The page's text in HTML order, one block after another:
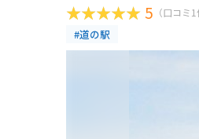
5 （口コミ1
#道の駅